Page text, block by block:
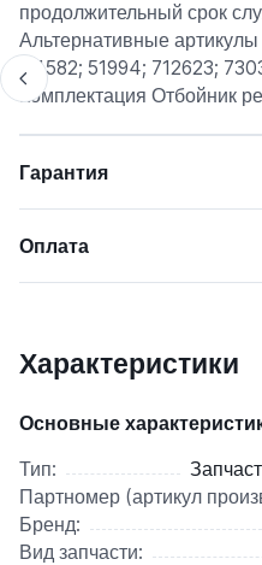
продолжительный срок
Альтернативные
44582; 51994; 712623;
Комплектация Отбойник
Гарантия
Оплата
Характеристики
Основные
Тип:
Партномер (артикул
Бренд:
Вид запчасти: